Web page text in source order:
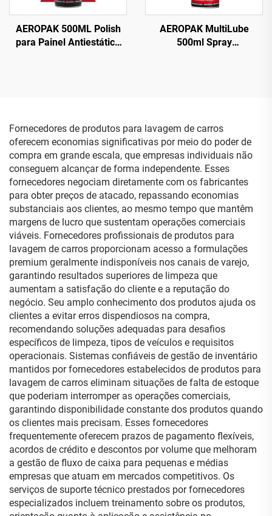
AEROPAK 500ML Polish
para Painel Antiestático
AEROPAK MultiLube
500ml Spray
Fornecedores de produtos para lavagem de carros
oferecem economias significativas por meio do poder de
compra em grande escala, que empresas individuais não
conseguem alcançar de forma independente. Esses
fornecedores negociam diretamente com os fabricantes
para obter preços de atacado, repassando economias
substanciais aos clientes, ao mesmo tempo que mantêm
margens de lucro que sustentam operações comerciais
viáveis. Fornecedores profissionais de produtos para
lavagem de carros proporcionam acesso a formulações
premium geralmente indisponíveis nos canais de varejo,
garantindo resultados superiores de limpeza que
aumentam a satisfação do cliente e a reputação do
negócio. Seu amplo conhecimento dos produtos ajuda os
clientes a evitar erros dispendiosos na compra,
recomendando soluções adequadas para desafios
específicos de limpeza, tipos de veículos e requisitos
operacionais. Sistemas confiáveis de gestão de inventário
mantidos por fornecedores estabelecidos de produtos para
lavagem de carros eliminam situações de falta de estoque
que poderiam interromper as operações comerciais,
garantindo disponibilidade constante dos produtos quando
os clientes mais precisam. Esses fornecedores
frequentemente oferecem prazos de pagamento flexíveis,
acordos de crédito e descontos por volume que melhoram
a gestão de fluxo de caixa para pequenas e médias
empresas que atuam em mercados competitivos. Os
serviços de suporte técnico prestados por fornecedores
especializados incluem treinamento sobre os produtos,